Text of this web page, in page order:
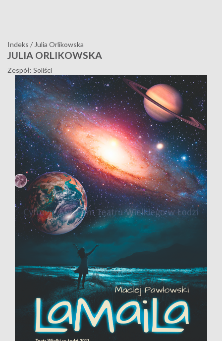
Indeks / Julia Orlikowska
JULIA ORLIKOWSKA
Zespół: Soliści